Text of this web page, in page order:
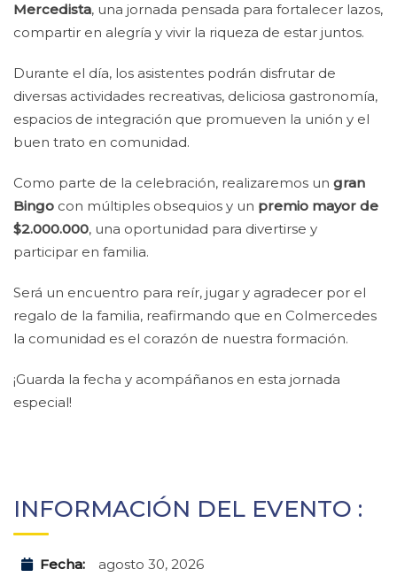
Mercedista, una jornada pensada para fortalecer lazos,
compartir en alegría y vivir la riqueza de estar juntos.
Durante el día, los asistentes podrán disfrutar de
diversas actividades recreativas, deliciosa gastronomía,
espacios de integración que promueven la unión y el
buen trato en comunidad.
Como parte de la celebración, realizaremos un gran
Bingo con múltiples obsequios y un premio mayor de
$2.000.000, una oportunidad para divertirse y
participar en familia.
Será un encuentro para reír, jugar y agradecer por el
regalo de la familia, reafirmando que en Colmercedes
la comunidad es el corazón de nuestra formación.
¡Guarda la fecha y acompáñanos en esta jornada
especial!
INFORMACIÓN DEL EVENTO :
Fecha:
agosto 30, 2026